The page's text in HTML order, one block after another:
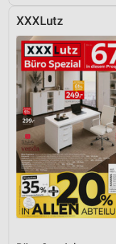
XXXLutz